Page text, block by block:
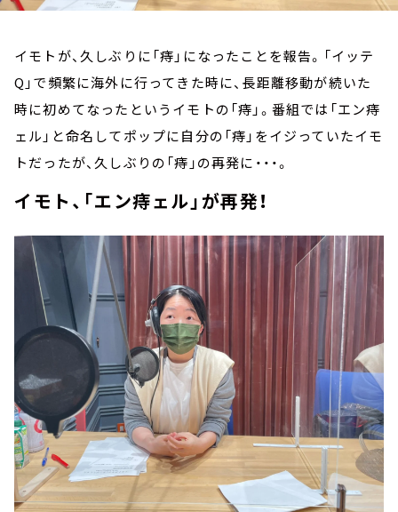
イモトが、久しぶりに「痔」になったことを報告。「イッテ
Q」で頻繁に海外に行ってきた時に、長距離移動が続いた
時に初めてなったというイモトの「痔」。番組では「エン痔
ェル」と命名してポップに自分の「痔」をイジっていたイモ
トだったが、久しぶりの「痔」の再発に・・・。
イモト、「エン痔ェル」が再発！